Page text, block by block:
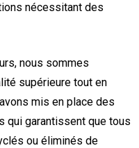
nécessitant des
nous sommes
supérieure tout en
mis en place des
qui garantissent que tous
ou éliminés de